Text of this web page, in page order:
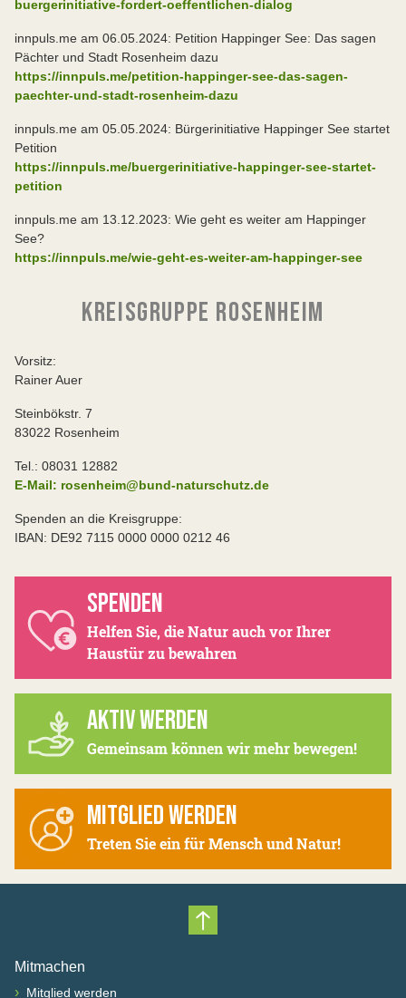
buergerinitiative-fordert-oeffentlichen-dialog
innpuls.me am 06.05.2024: Petition Happinger See: Das sagen
Pächter und Stadt Rosenheim dazu
https://innpuls.me/petition-happinger-see-das-sagen-
paechter-und-stadt-rosenheim-dazu
innpuls.me am 05.05.2024: Bürgerinitiative Happinger See startet
Petition
https://innpuls.me/buergerinitiative-happinger-see-startet-
petition
innpuls.me am 13.12.2023: Wie geht es weiter am Happinger
See?
https://innpuls.me/wie-geht-es-weiter-am-happinger-see
KREISGRUPPE ROSENHEIM
Vorsitz:
Rainer Auer
Steinbökstr. 7
83022 Rosenheim
Tel.: 08031 12882
E-Mail: rosenheim@bund-naturschutz.de
Spenden an die Kreisgruppe:
IBAN: DE92 7115 0000 0000 0212 46
SPENDEN
Helfen Sie, die Natur auch vor Ihrer
Haustür zu bewahren
AKTIV WERDEN
Gemeinsam können wir mehr bewegen!
MITGLIED WERDEN
Treten Sie ein für Mensch und Natur!
Nach oben scrollen
Mitmachen
› Mitglied werden